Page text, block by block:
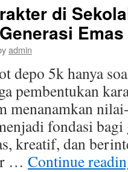
di
Emas
admin
depo 5k hanya
pembentukan
menanamkan
fondasi
kreatif, dan
… Continue